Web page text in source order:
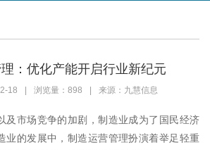
：优化产能开启行业新纪元
18 浏览量：898 来源：九慧信息
及市场竞争的加剧，制造业成为了国民经济
业的发展中，制造运营管理扮演着举足轻重